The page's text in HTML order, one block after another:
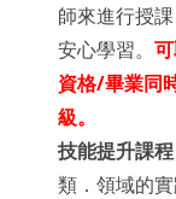
師來進行授
安心學習。
資格/畢業同
級。
技能提升課程
類．領域的